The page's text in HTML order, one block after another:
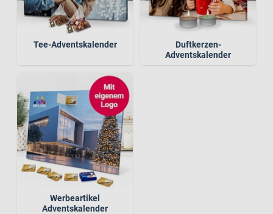
Tee-Adventskalender
Duftkerzen-
Adventskalender
Werbeartikel
Adventskalender